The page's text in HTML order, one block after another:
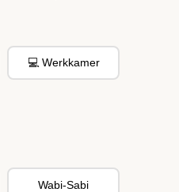
💻 Werkkamer
Wabi-Sabi